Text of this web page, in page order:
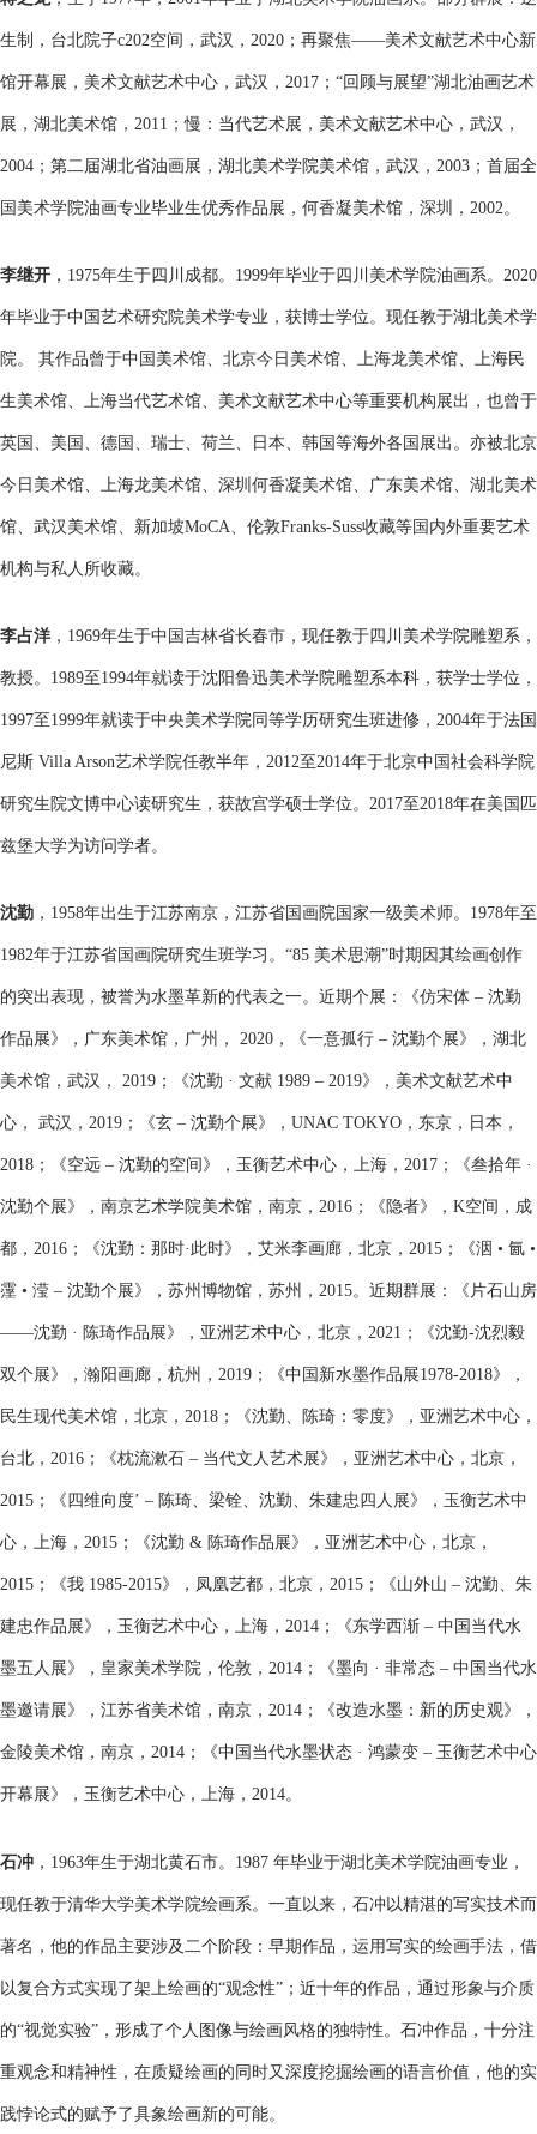
生制，台北院子c202空间，武汉，2020；再聚焦——美术文献艺术中心新
馆开幕展，美术文献艺术中心，武汉，2017；“回顾与展望”湖北油画艺术
展，湖北美术馆，2011；慢：当代艺术展，美术文献艺术中心，武汉，
2004；第二届湖北省油画展，湖北美术学院美术馆，武汉，2003；首届全
国美术学院油画专业毕业生优秀作品展，何香凝美术馆，深圳，2002。
李继开 ，1975年生于四川成都。1999年毕业于四川美术学院油画系。2020
年毕业于中国艺术研究院美术学专业，获博士学位。现任教于湖北美术学
院。 其作品曾于中国美术馆、北京今日美术馆、上海龙美术馆、上海民
生美术馆、上海当代艺术馆、美术文献艺术中心等重要机构展出，也曾于
英国、美国、德国、瑞士、荷兰、日本、韩国等海外各国展出。亦被北京
今日美术馆、上海龙美术馆、深圳何香凝美术馆、广东美术馆、湖北美术
馆、武汉美术馆、新加坡MoCA、伦敦Franks-Suss收藏等国内外重要艺术
机构与私人所收藏。
李占洋 ，1969年生于中国吉林省长春市，现任教于四川美术学院雕塑系，
教授。1989至1994年就读于沈阳鲁迅美术学院雕塑系本科，获学士学位，
1997至1999年就读于中央美术学院同等学历研究生班进修，2004年于法国
尼斯 Villa Arson艺术学院任教半年，2012至2014年于北京中国社会科学院
研究生院文博中心读研究生，获故宫学硕士学位。2017至2018年在美国匹
兹堡大学为访问学者。
沈勤 ，1958年出生于江苏南京，江苏省国画院国家一级美术师。1978年至
1982年于江苏省国画院研究生班学习。“85 美术思潮”时期因其绘画创作
的突出表现，被誉为水墨革新的代表之一。近期个展：《仿宋体 – 沈勤
作品展》，广东美术馆，广州， 2020，《一意孤行 – 沈勤个展》，湖北
美术馆，武汉， 2019；《沈勤 · 文献 1989 – 2019》，美术文献艺术中
心， 武汉，2019；《玄 – 沈勤个展》，UNAC TOKYO，东京，日本，
2018；《空远 – 沈勤的空间》，玉衡艺术中心，上海，2017；《叁拾年 ·
沈勤个展》，南京艺术学院美术馆，南京，2016；《隐者》，K空间，成
都，2016；《沈勤：那时·此时》，艾米李画廊，北京，2015；《洇 • 氤 •
霪 • 滢 – 沈勤个展》，苏州博物馆，苏州，2015。近期群展：《片石山房
——沈勤 · 陈琦作品展》，亚洲艺术中心，北京，2021；《沈勤-沈烈毅
双个展》，瀚阳画廊，杭州，2019；《中国新水墨作品展1978-2018》，
民生现代美术馆，北京，2018；《沈勤、陈琦：零度》，亚洲艺术中心，
台北，2016；《枕流漱石 – 当代文人艺术展》，亚洲艺术中心，北京，
2015；《四维向度’ – 陈琦、梁铨、沈勤、朱建忠四人展》，玉衡艺术中
心，上海，2015；《沈勤 & 陈琦作品展》，亚洲艺术中心，北京，
2015；《我 1985-2015》，凤凰艺都，北京，2015；《山外山 – 沈勤、朱
建忠作品展》，玉衡艺术中心，上海，2014；《东学西渐 – 中国当代水
墨五人展》，皇家美术学院，伦敦，2014；《墨向 · 非常态 – 中国当代水
墨邀请展》，江苏省美术馆，南京，2014；《改造水墨：新的历史观》，
金陵美术馆，南京，2014；《中国当代水墨状态 · 鸿蒙变 – 玉衡艺术中心
开幕展》，玉衡艺术中心，上海，2014。
石冲 ，1963年生于湖北黄石市。1987 年毕业于湖北美术学院油画专业，
现任教于清华大学美术学院绘画系。一直以来，石冲以精湛的写实技术而
著名，他的作品主要涉及二个阶段：早期作品，运用写实的绘画手法，借
以复合方式实现了架上绘画的“观念性”；近十年的作品，通过形象与介质
的“视觉实验”，形成了个人图像与绘画风格的独特性。石冲作品，十分注
重观念和精神性，在质疑绘画的同时又深度挖掘绘画的语言价值，他的实
践悖论式的赋予了具象绘画新的可能。